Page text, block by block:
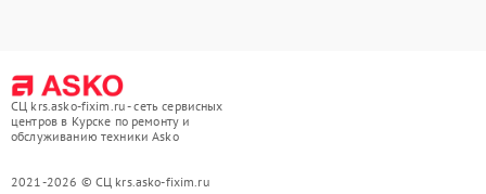
СЦ krs.asko-fixim.ru - сеть сервисных
центров в Курске по ремонту и
обслуживанию техники Asko
2021-2026 © СЦ krs.asko-fixim.ru